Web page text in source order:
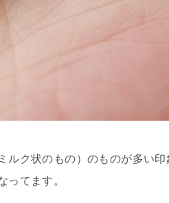
ルク状のもの）のものが多い
ってます。